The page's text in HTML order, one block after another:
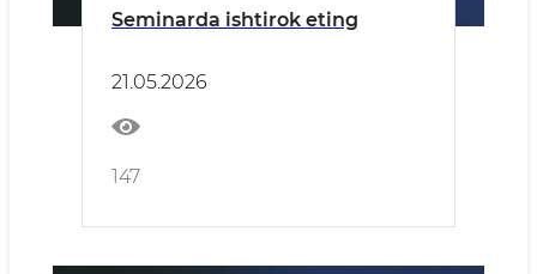
Seminarda ishtirok eting
21.05.2026
147